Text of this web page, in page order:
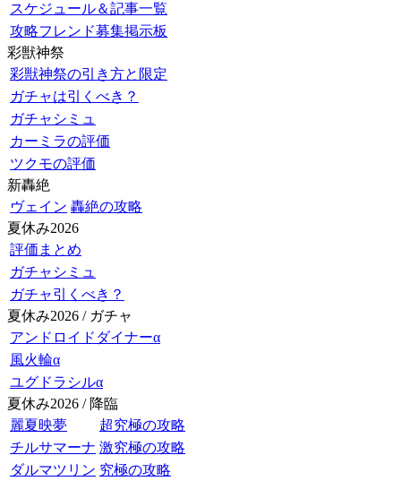
スケジュール＆記事一覧
攻略フレンド募集掲示板
彩獣神祭
彩獣神祭の引き方と限定
ガチャは引くべき？
ガチャシミュ
カーミラの評価
ツクモの評価
新轟絶
ヴェイン 轟絶の攻略
夏休み2026
評価まとめ
ガチャシミュ
ガチャ引くべき？
夏休み2026 / ガチャ
アンドロイドダイナーα
風火輪α
ユグドラシルα
夏休み2026 / 降臨
麗夏映夢
超究極の攻略
チルサマーナ 激究極の攻略
ダルマツリン 究極の攻略